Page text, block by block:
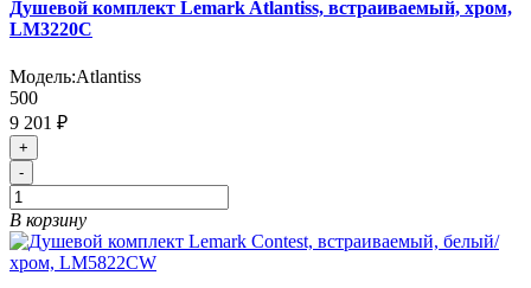
Душевой комплект Lemark Atlantiss, встраиваемый, хром,
LM3220C
Модель:Atlantiss
500
9 201 ₽
+
-
В корзину